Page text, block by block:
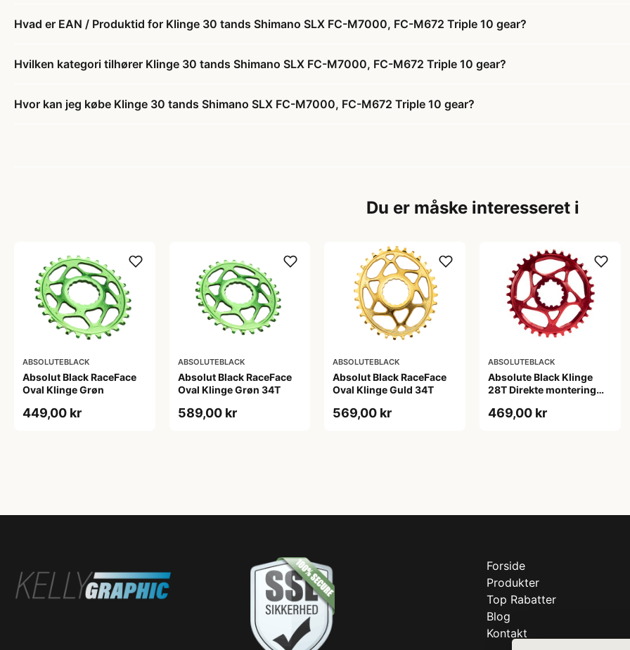
Hvad er EAN / Produktid for Klinge 30 tands Shimano SLX FC-M7000, FC-M672 Triple 10 gear?
Hvilken kategori tilhører Klinge 30 tands Shimano SLX FC-M7000, FC-M672 Triple 10 gear?
Hvor kan jeg købe Klinge 30 tands Shimano SLX FC-M7000, FC-M672 Triple 10 gear?
Du er måske interesseret i
ABSOLUTEBLACK
Absolut Black RaceFace
Oval Klinge Grøn
449,00 kr
ABSOLUTEBLACK
Absolut Black RaceFace
Oval Klinge Grøn 34T
589,00 kr
ABSOLUTEBLACK
Absolut Black RaceFace
Oval Klinge Guld 34T
569,00 kr
ABSOLUTEBLACK
Absolute Black Klinge
28T Direkte montering
469,00 kr
Forside
Produkter
Top Rabatter
Blog
Kontakt